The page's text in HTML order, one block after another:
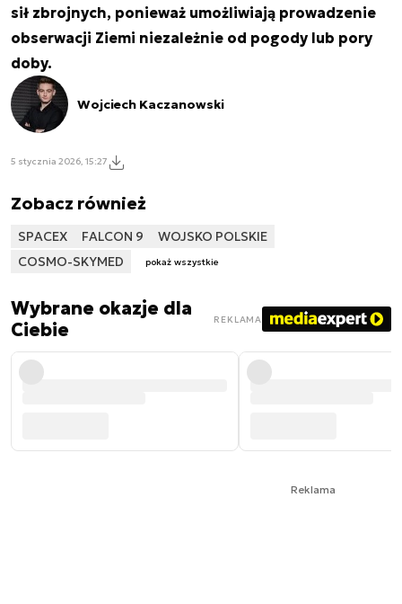
sił zbrojnych, ponieważ umożliwiają prowadzenie
obserwacji Ziemi niezależnie od pogody lub pory
doby.
Wojciech Kaczanowski
5 stycznia 2026, 15:27
Zobacz również
SPACEX FALCON 9
WOJSKO POLSKIE
COSMO-SKYMED
pokaż wszystkie
Wybrane okazje dla
Ciebie
REKLAMA
Reklama